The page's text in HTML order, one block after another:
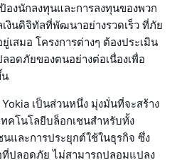
งนักลงทุนและการลงทุนของพวก
งินดิจิทัลที่พัฒนาอย่างรวดเร็ว ที่ภัย
สมอ โครงการต่างๆ ต้องประเมิน
อดภัยของตนอย่างต่อเนื่องเพื่อ
น
เป็นส่วนหนึ่ง มุ่งมั่นที่จะสร้าง
คโนโลยีบล็อกเชนสำหรับทั้ง
และการประยุกต์ใช้ในธุรกิจ ซึ่ง
ปลอดภัย ไม่สามารถปลอมแปลง